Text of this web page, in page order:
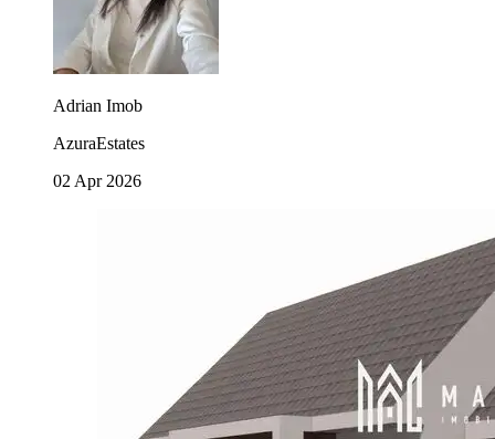
Adrian Imob
AzuraEstates
02 Apr 2026